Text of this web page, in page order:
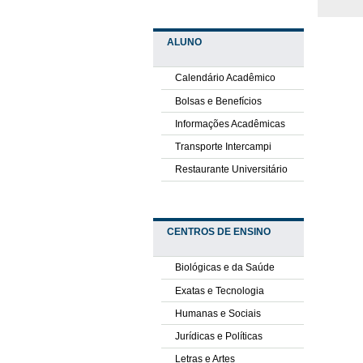
ALUNO
Calendário Acadêmico
Bolsas e Benefícios
Informações Acadêmicas
Transporte Intercampi
Restaurante Universitário
CENTROS DE ENSINO
Biológicas e da Saúde
Exatas e Tecnologia
Humanas e Sociais
Jurídicas e Políticas
Letras e Artes